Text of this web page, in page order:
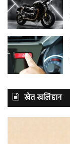
खेत खलिहान